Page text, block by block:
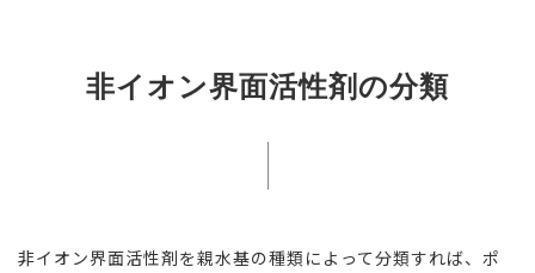
非イオン界面活性剤の分類
非イオン界面活性剤を親水基の種類によって分類すれば、ポ